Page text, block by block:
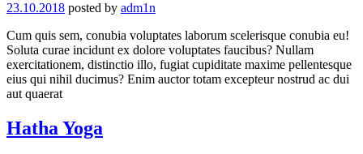
23.10.2018 posted by adm1n
Cum quis sem, conubia voluptates laborum scelerisque conubia eu!
Soluta curae incidunt ex dolore voluptates faucibus? Nullam
exercitationem, distinctio illo, fugiat cupiditate maxime pellentesque
eius qui nihil ducimus? Enim auctor totam excepteur nostrud ac dui
aut quaerat
Hatha Yoga